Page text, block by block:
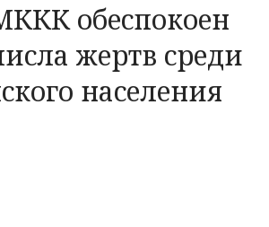
обеспокоен
жертв среди
населения